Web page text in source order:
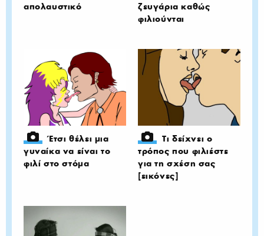
απολαυστικό
ζευγάρια καθώς
φιλιούνται
Έτσι θέλει μια
γυναίκα να είναι το
φιλί στο στόμα
Τι δείχνει ο
τρόπος που φιλιέστε
για τη σχέση σας
[εικόνες]